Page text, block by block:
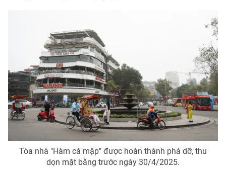
Tòa nhà "Hàm cá mập" được hoàn thành phá dỡ, thu
dọn mặt bằng trước ngày 30/4/2025.